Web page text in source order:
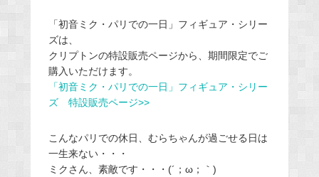
「初音ミク・パリでの一日」フィギュア・シリー
ズは、
クリプトンの特設販売ページから、期間限定でご
購入いただけます。
「初音ミク・パリでの一日」フィギュア・シリー
ズ 特設販売ページ>>
こんなパリでの休日、むらちゃんが過ごせる日は
一生来ない・・・
ミクさん、素敵です・・・(´；ω；｀)